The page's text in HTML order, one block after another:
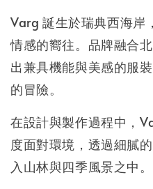
Varg 誕生於瑞典西海岸
情感的嚮往。品牌融合
出兼具機能與美感的服
的冒險。
在設計與製作過程中，
度面對環境，透過細膩
入山林與四季風景之中。